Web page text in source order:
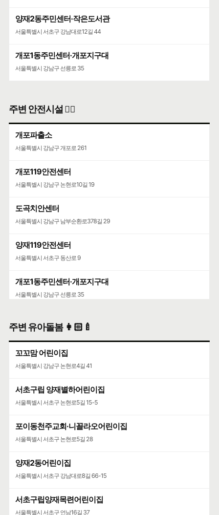
양재2동주민센터·작은도서관
서울특별시 서초구 강남대로12길 44
개포1동주민센터·개포지구대
서울특별시 강남구 선릉로 35
주변 안전시설 👮‍♀️
개포파출소
서울특별시 강남구 개포로 261
개포119안전센터
서울특별시 강남구 논현로10길 19
도곡치안센터
서울특별시 강남구 남부순환로378길 29
양재119안전센터
서울특별시 서초구 동산로 9
개포1동주민센터·개포지구대
서울특별시 강남구 선릉로 35
주변 유아돌봄 👩🏻‍🍼
꼬꼬맘 어린이집
서울특별시 강남구 논현로4길 41
서초구립 양재별하어린이집
서울특별시 서초구 논현로5길 15-5
포이동천주교회·니꼴라오어린이집
서울특별시 서초구 논현로5길 28
양재2동어린이집
서울특별시 서초구 강남대로8길 66-15
서초구립양재목련어린이집
서울특별시 서초구 언남16길 37